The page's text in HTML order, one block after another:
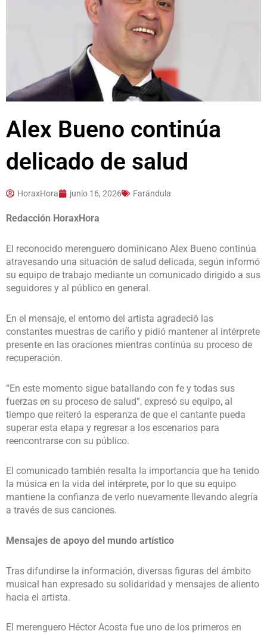
Alex Bueno continúa
delicado de salud
HoraxHora junio 16, 2026 Farándula
Redacción HoraxHora
El reconocido merenguero dominicano Alex Bueno continúa
atravesando una situación de salud delicada, según informó
su equipo de trabajo mediante un comunicado dirigido a sus
seguidores y al público en general.
En el mensaje, el entorno del artista agradeció las
constantes muestras de cariño y pidió mantener al intérprete
presente en las oraciones mientras continúa su proceso de
recuperación.
“En este momento sigue batallando con fe y todas sus
fuerzas en su proceso de salud”, expresó su equipo, al
tiempo que reiteró la esperanza de que el cantante pueda
superar esta etapa y regresar a los escenarios para
reencontrarse con su público.
El comunicado también resalta la importancia que ha tenido
la música en la vida del intérprete, por lo que su equipo
mantiene la confianza de verlo nuevamente llevando alegría
a través de sus canciones.
Mensajes de apoyo del mundo artístico
Tras difundirse la información, diversas figuras del ámbito
musical han expresado su solidaridad y mensajes de aliento
hacia el artista.
El merenguero Héctor Acosta fue uno de los primeros en